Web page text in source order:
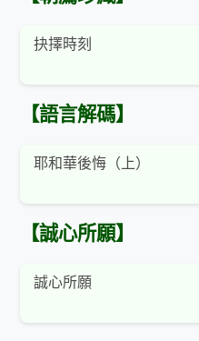
抉擇時刻
【語言解碼】
耶和華後悔（上）
【誠心所願】
誠心所願